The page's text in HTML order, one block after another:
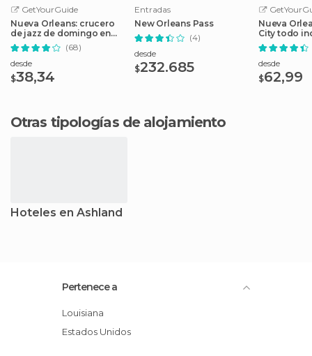
GetYourGuide
Nueva Orleans: crucero
de jazz de domingo en
barco de vapor
(68)
desde
$38,34
Entradas
New Orleans Pass
(4)
desde
$232.685
Nueva
City todo
atracciones
desde
$62,99
Otras tipologías de alojamiento
Hoteles en Ashland
Pertenece a
Louisiana
Estados Unidos